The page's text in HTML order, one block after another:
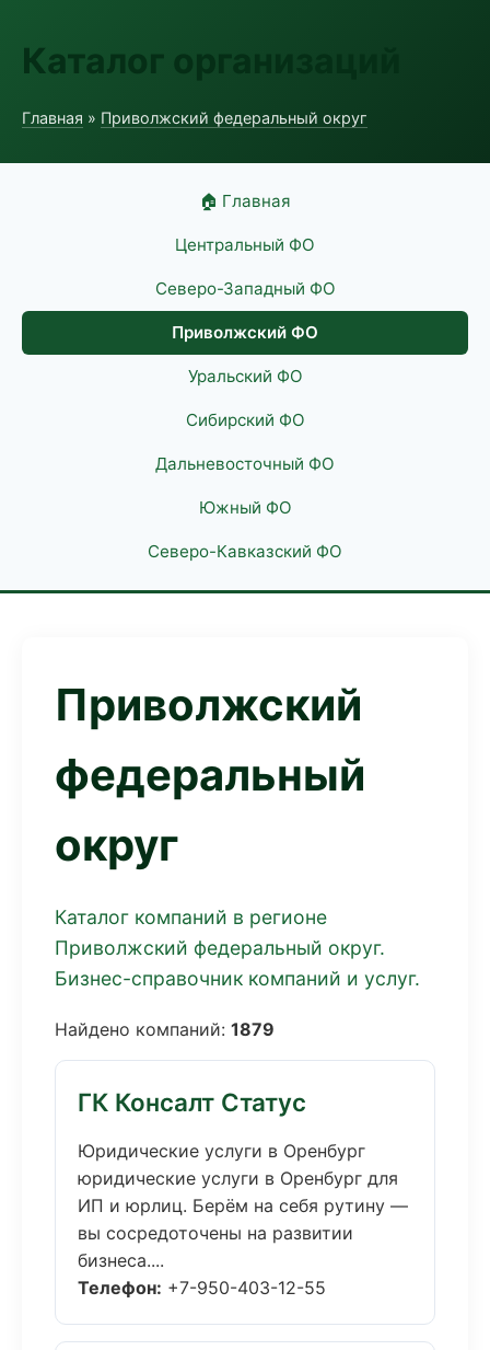
Каталог организаций
Главная » Приволжский федеральный округ
🏠 Главная
Центральный ФО
Северо-Западный ФО
Приволжский ФО
Уральский ФО
Сибирский ФО
Дальневосточный ФО
Южный ФО
Северо-Кавказский ФО
Приволжский
федеральный
округ
Каталог компаний в регионе
Приволжский федеральный округ.
Бизнес-справочник компаний и услуг.
Найдено компаний: 1879
ГК Консалт Статус
Юридические услуги в Оренбург
юридические услуги в Оренбург для
ИП и юрлиц. Берём на себя рутину —
вы сосредоточены на развитии
бизнеса....
Телефон: +7-950-403-12-55